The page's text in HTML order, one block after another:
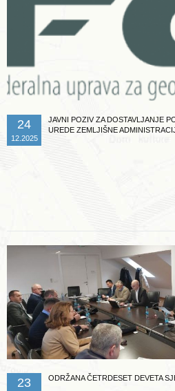
24
12.2025
JAVNI POZIV ZA DOSTAVLJANJE
UREDE ZEMLJIŠNE
23 ODRŽANA ČETRDESET DEVETA